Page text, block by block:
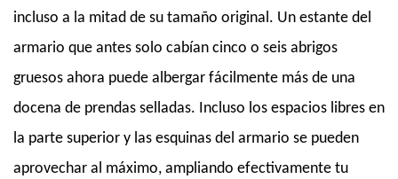
incluso a la mitad de su tamaño original. Un estante del
armario que antes solo cabían cinco o seis abrigos
gruesos ahora puede albergar fácilmente más de una
docena de prendas selladas. Incluso los espacios libres en
la parte superior y las esquinas del armario se pueden
aprovechar al máximo, ampliando efectivamente tu